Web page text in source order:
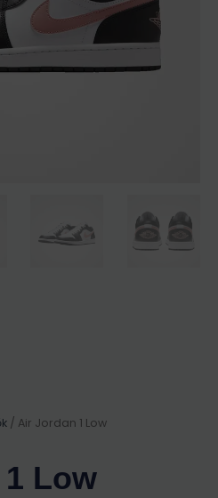
/ Air Jordan 1 Low
Low